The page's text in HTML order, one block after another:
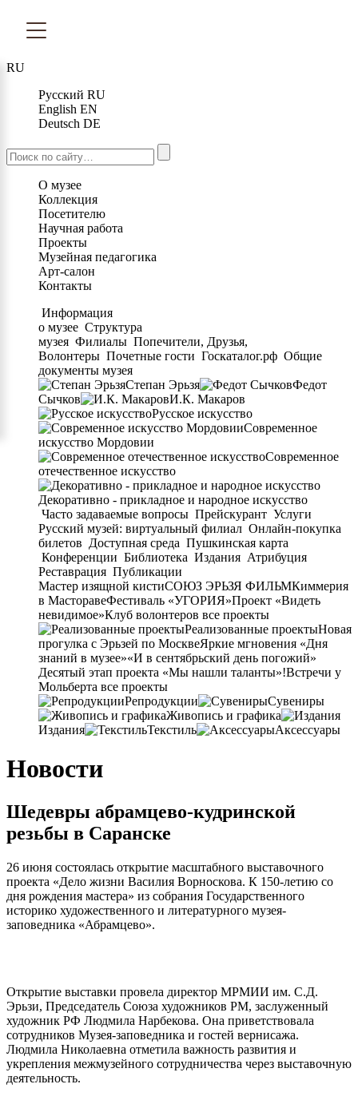
RU
Русский RU
English EN
Deutsch DE
О музее
Коллекция
Посетителю
Научная работа
Проекты
Музейная педагогика
Арт-салон
Контакты
Информация
о музее Структура
музея Филиалы Попечители, Друзья,
Волонтеры Почетные гости Госкаталог.рф Общие
документы музея
Степан Эрьзя
Федот
Сычков
И.К. Макаров
Русское искусство
Современное
искусство Мордовии
Современное
отечественное искусство
Декоративно - прикладное и народное искусство
Часто задаваемые вопросы Прейскурант Услуги
Русский музей: виртуальный филиал Онлайн-покупка
билетов Доступная среда Пушкинская карта
Конференции Библиотека Издания Атрибуция
Реставрация Публикации
Мастер изящной кистиСОЮЗ ЭРЬЗЯ ФИЛЬМКиммерия
в МасторавеФестиваль «УГОРИЯ»Проект «Видеть
невидимое»Клуб волонтеров все проекты
Реализованные проектыНовая
прогулка с Эрьзей по МосквеЯркие мгновения «Дня
знаний в музее»«И в сентябрьский день погожий»
Десятый этап проекта «Мы нашли таланты»!Встречи у
Мольберта все проекты
Репродукции
Сувениры
Живопись и графика
Издания
Текстиль Аксессуары
Новости
Шедевры абрамцево-кудринской
резьбы в Саранске
26 июня состоялась открытие масштабного выставочного
проекта «Дело жизни Василия Ворноскова. К 150-летию со
дня рождения мастера» из собрания Государственного
историко художественного и литературного музея-
заповедника «Абрамцево».
Открытие выставки провела директор МРМИИ им. С.Д.
Эрьзи, Председатель Союза художников РМ, заслуженный
художник РФ Людмила Нарбекова. Она приветствовала
сотрудников Музея-заповедника и гостей вернисажа.
Людмила Николаевна отметила важность развития и
укрепления межмузейного сотрудничества через выставочную
деятельность.